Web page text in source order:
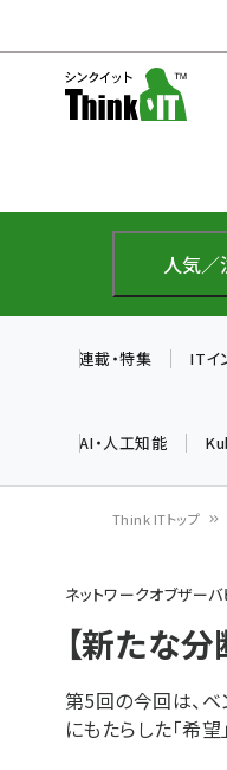
人気／
連載・特集 ITイ
AI・人工知能
ン
く
ず
Think ITトップ
ネットワークオブザーバ
【新たな
第5回の今回は、ベ
にもたらした「希望